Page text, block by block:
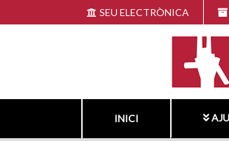
al
SEU ELECTRÒNICA
INICI